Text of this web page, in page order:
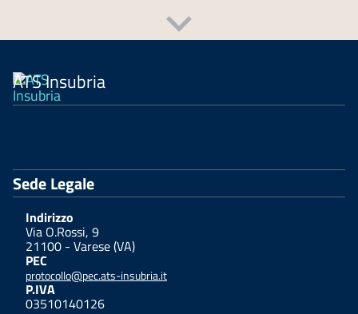
ATS Insubria
Sede Legale
Indirizzo
Via O.Rossi, 9
21100 - Varese (VA)
PEC
protocollo@pec.ats-insubria.it
P.IVA
03510140126